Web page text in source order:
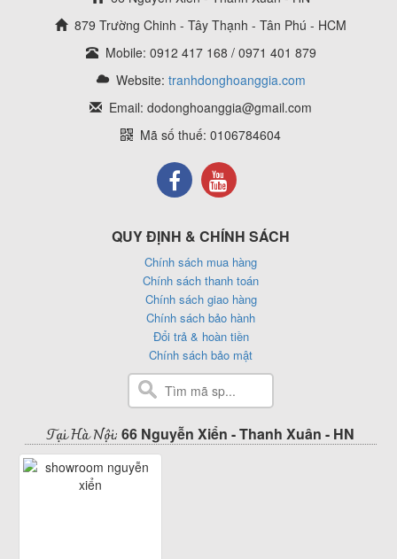
879 Trường Chinh - Tây Thạnh - Tân Phú - HCM
Mobile: 0912 417 168 / 0971 401 879
Website: tranhdonghoanggia.com
Email: dodonghoanggia@gmail.com
Mã số thuế: 0106784604
QUY ĐỊNH & CHÍNH SÁCH
Chính sách mua hàng
Chính sách thanh toán
Chính sách giao hàng
Chính sách bảo hành
Đổi trả & hoàn tiền
Chính sách bảo mật
Tại Hà Nội: 66 Nguyễn Xiển - Thanh Xuân - HN